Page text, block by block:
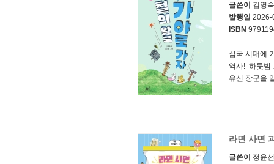
글쓴이 김영
발행일
ISBN
삼국 시대에
역사! 하룻밤
유신 장군을
라면 사면
글쓴이 정윤